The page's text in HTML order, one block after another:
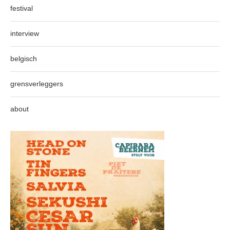
festival
interview
belgisch
grensverleggers
about